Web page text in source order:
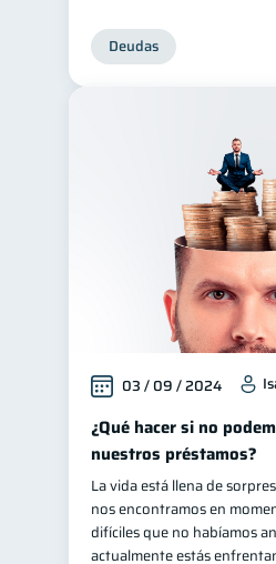
Deudas
03 / 09 / 2024
¿Qué hacer si no
nuestros préstamos?
La vida está llena de
nos encontramos en
difíciles que no habíamos
actualmente estás